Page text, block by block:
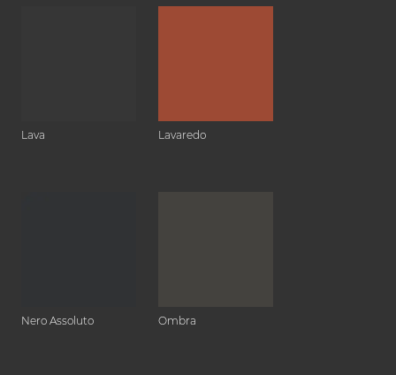
Lava Lavaredo
Nero Assoluto Ombra